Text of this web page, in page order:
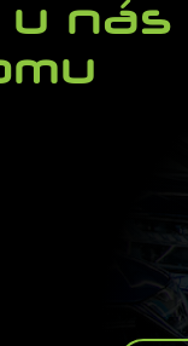
u nás